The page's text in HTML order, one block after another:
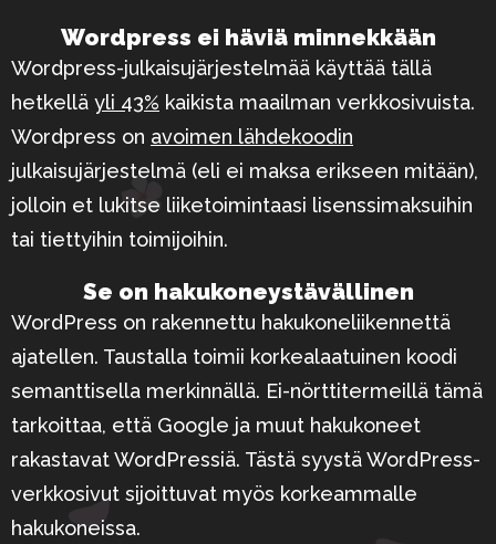
Wordpress ei häviä minnekkään
Wordpress-julkaisujärjestelmää käyttää tällä
hetkellä yli 43% kaikista maailman verkkosivuista.
Wordpress on avoimen lähdekoodin
julkaisujärjestelmä (eli ei maksa erikseen mitään),
jolloin et lukitse liiketoimintaasi lisenssimaksuihin
tai tiettyihin toimijoihin.
Se on hakukone­ystävällinen
WordPress on rakennettu hakukoneliikennettä
ajatellen. Taustalla toimii korkealaatuinen koodi
semanttisella merkinnällä. Ei-nörttitermeillä tämä
tarkoittaa, että Google ja muut hakukoneet
rakastavat WordPressiä. Tästä syystä WordPress-
verkkosivut sijoittuvat myös korkeammalle
hakukoneissa.